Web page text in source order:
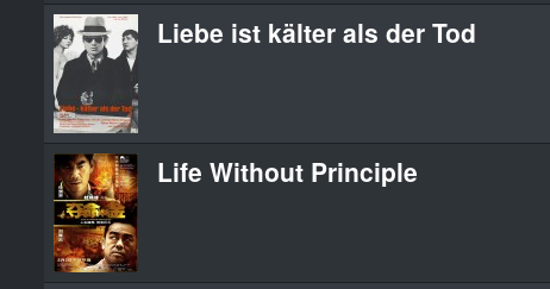
Liebe ist kälter als der Tod
Life Without Principle